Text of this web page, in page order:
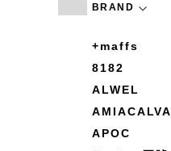
BRAND
+maffs
8182
ALWEL
AMIACALVA
APOC